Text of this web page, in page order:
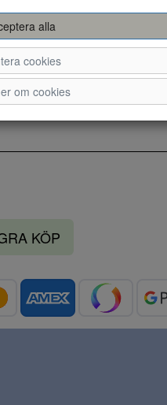
36
KÖP
alla
cookies
om cookies